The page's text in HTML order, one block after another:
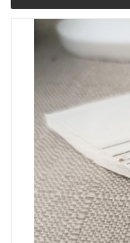
inoxydable or